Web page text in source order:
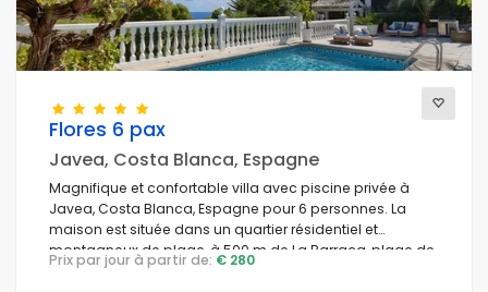
Flores 6 pax
Javea, Costa Blanca, Espagne
Magnifique et confortable villa avec piscine privée à
Javea, Costa Blanca, Espagne pour 6 personnes. La
maison est située dans un quartier résidentiel et
montagneux de plage, à 500 m de La Barraca, plage de
Javea et à 0,5 km du Mediterraneo, Javea.
Prix par jour à partir de: € 280